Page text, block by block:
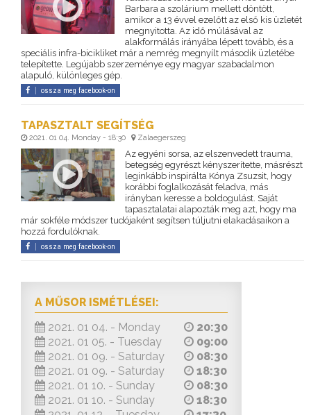
Barbara a szolárium mellett döntött,
amikor a 13 évvel ezelőtt az első kis üzletét
megnyitotta. Az idő múlásával az
alakformálás irányába lépett tovább, és a
speciális infra-bicikliket már a nemrég megnyílt második üzletébe
telepítette. Legújabb szerzeménye egy magyar szabadalmon
alapuló, különleges gép.
ossza meg facebook-on
TAPASZTALT SEGÍTSÉG
2021. 01 04. Monday - 18:30 Zalaegerszeg
Az egyéni sorsa, az elszenvedett trauma,
betegség egyrészt kényszerítette, másrészt
leginkább inspirálta Kónya Zsuzsit, hogy
korábbi foglalkozását feladva, más
irányban keresse a boldogulást. Saját
tapasztalatai alapozták meg azt, hogy ma
már sokféle módszer tudójaként segítsen túljutni elakadásaikon a
hozzá fordulóknak.
ossza meg facebook-on
A MŰSOR ISMÉTLÉSEI:
2021. 01 04. - Monday
20:30
2021. 01 05. - Tuesday
09:00
2021. 01 09. - Saturday
08:30
2021. 01 09. - Saturday
18:30
2021. 01 10. - Sunday
08:30
2021. 01 10. - Sunday
18:30